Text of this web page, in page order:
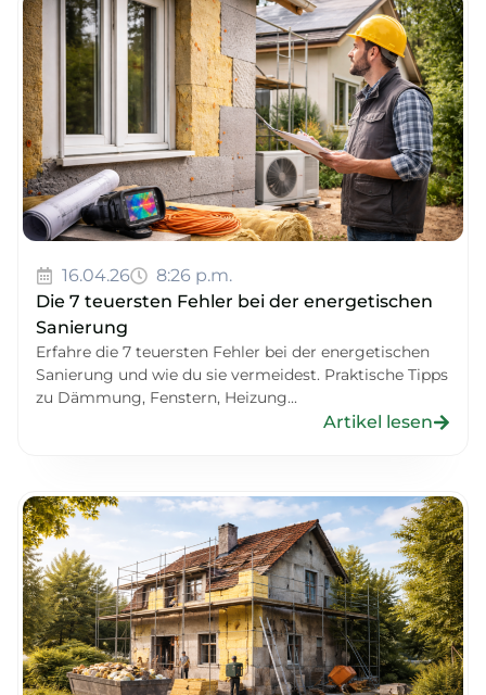
16.04.26
8:26 p.m.
Die 7 teuersten Fehler bei der energetischen
Sanierung
Erfahre die 7 teuersten Fehler bei der energetischen
Sanierung und wie du sie vermeidest. Praktische Tipps
zu Dämmung, Fenstern, Heizung...
Artikel lesen